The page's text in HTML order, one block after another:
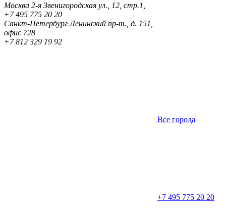
Москва 2-я Звенигородская ул., 12, стр.1,
+7 495 775 20 20
Санкт-ПетербургЛенинский пр-т., д. 151,
офис 728
+7 812 329 19 92
Все города
+7 495 775 20 20